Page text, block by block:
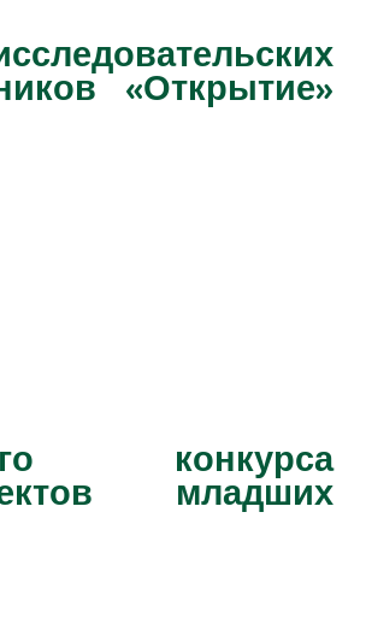
«Открытие»
конкурса
младших